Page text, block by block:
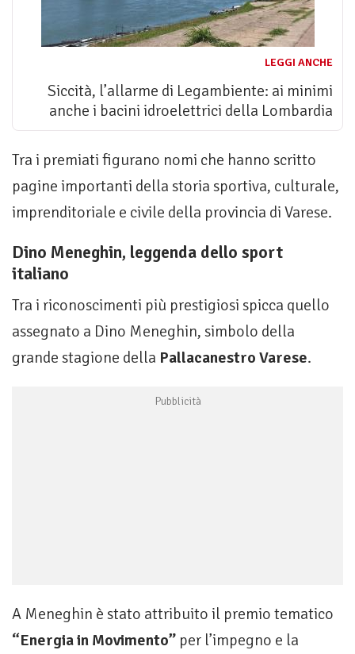
LEGGI ANCHE
Siccità, l’allarme di Legambiente: ai minimi
anche i bacini idroelettrici della Lombardia
Tra i premiati figurano nomi che hanno scritto
pagine importanti della storia sportiva, culturale,
imprenditoriale e civile della provincia di Varese.
Dino Meneghin, leggenda dello sport
italiano
Tra i riconoscimenti più prestigiosi spicca quello
assegnato a Dino Meneghin, simbolo della
grande stagione della Pallacanestro Varese.
A Meneghin è stato attribuito il premio tematico
“Energia in Movimento” per l’impegno e la